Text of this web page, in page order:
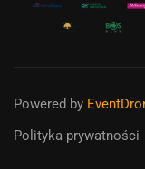
Powered by
Polityka prywatności